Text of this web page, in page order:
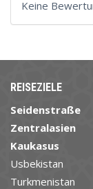
Keine
REISEZIELE
Seidenstraße
Zentralasien
Kaukasus
Usbekistan
Turkmenistan